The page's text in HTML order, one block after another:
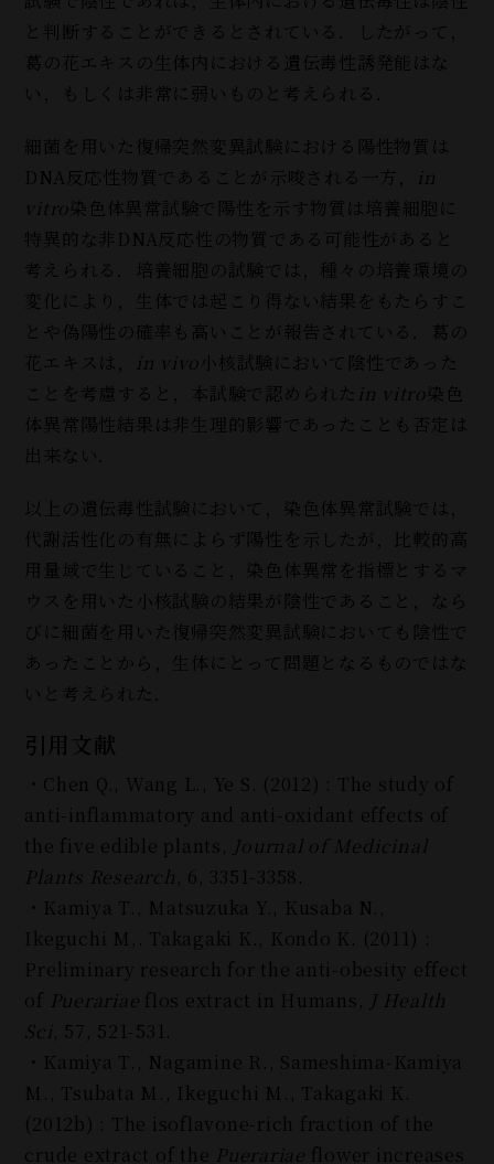
と判断することができるとされている．したがって，
葛の花エキスの生体内における遺伝毒性誘発能はな
い，もしくは非常に弱いものと考えられる．
細菌を用いた復帰突然変異試験における陽性物質は
DNA反応性物質であることが示唆される一方， in
vitro染色体異常試験で陽性を示す物質は培養細胞に
特異的な非DNA反応性の物質である可能性があると
考えられる．培養細胞の試験では，種々の培養環境の
変化により，生体では起こり得ない結果をもたらすこ
とや偽陽性の確率も高いことが報告されている．葛の
花エキスは， in vivo 小核試験において陰性であった
ことを考慮すると，本試験で認められた in vitro染色
体異常陽性結果は非生理的影響であったことも否定は
出来ない．
以上の遺伝毒性試験において，染色体異常試験では，
代謝活性化の有無によらず陽性を示したが，比較的高
用量域で生じていること，染色体異常を指標とするマ
ウスを用いた小核試験の結果が陰性であること，なら
びに細菌を用いた復帰突然変異試験においても陰性で
あったことから，生体にとって問題となるものではな
いと考えられた．
引用文献
・Chen Q., Wang L., Ye S. (2012) : The study of
anti-inflammatory and anti-oxidant effects of
the five edible plants, Journal of Medicinal
Plants Research, 6, 3351-3358.
・Kamiya T., Matsuzuka Y., Kusaba N.,
Ikeguchi M,. Takagaki K., Kondo K. (2011) :
Preliminary research for the anti-obesity effect
of Puerariae flos extract in Humans, J Health
Sci, 57, 521-531.
・Kamiya T., Nagamine R., Sameshima-Kamiya
M., Tsubata M., Ikeguchi M., Takagaki K.
(2012b) : The isoflavone-rich fraction of the
crude extract of the Puerariae flower increases